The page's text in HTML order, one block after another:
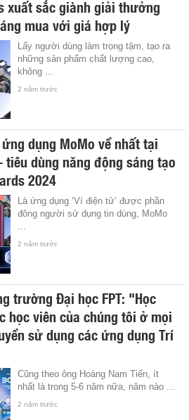
xuất sắc giành giải thưởng
mua với giá hợp lý
Lấy người dùng làm trọng tậm, tạo ra
những sản phẩm chất lượng cao,
không ...
2 năm trước
dụng MoMo về nhất tại
dùng năng động sáng tạo
2024
Là ứng dụng ‘Ví điện tử’ được phần
đông người sử dụng tin dùng, MoMo
2 năm trước
trường Đại học FPT: "Học
học viên của chúng tôi ở mọi
sử dụng các ứng dụng Trí
Cũng theo ông Hoàng Nam Tiến, ít
nhất là trong 5-6 năm nữa, năm nào ...
2 năm trước